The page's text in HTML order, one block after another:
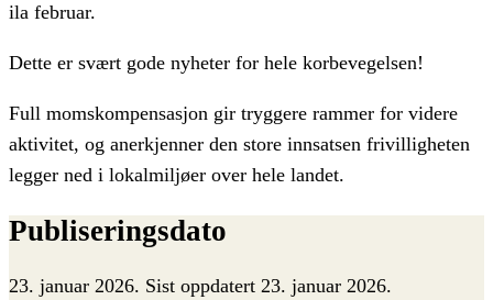
ila februar.
Dette er svært gode nyheter for hele korbevegelsen!
Full momskompensasjon gir tryggere rammer for videre
aktivitet, og anerkjenner den store innsatsen frivilligheten
legger ned i lokalmiljøer over hele landet.
Publiseringsdato
23. januar 2026. Sist oppdatert 23. januar 2026.